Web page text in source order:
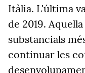
Itàlia. L'última
de 2019.
substancials
continuar les